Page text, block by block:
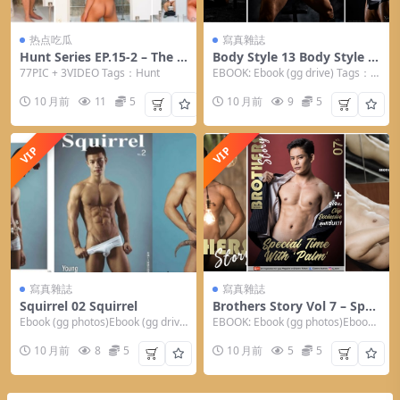
热点吃瓜
Hunt Series EP.15-2 – The G
lory Holes (photo+video) H
77PIC + 3VIDEO Tags：Hunt
10 月前
11 5
寫真雜誌
Body Style 13 Body Style Xi
eZiqiu
EBOOK: Ebook (gg drive) Tags：B
10 月前
9 5
VIP
寫真雜誌
Squirrel 02 Squirrel
Ebook (gg photos)Ebook (gg driv
10 月前
8 5
VIP
寫真雜誌
Brothers Story Vol 7 – Spec
ial Time With Palm Brother
EBOOK: Ebook (gg photos)Ebook
10 月前
5 5